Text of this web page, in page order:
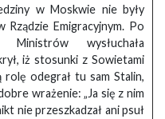
w Moskwie nie były
Emigracyjnym. Po
wysłuchała
iż stosunki z Sowietami
rolę odegrał tu sam Stalin,
wrażenie: „Ja się z nim
nie przeszkadzał ani psuł